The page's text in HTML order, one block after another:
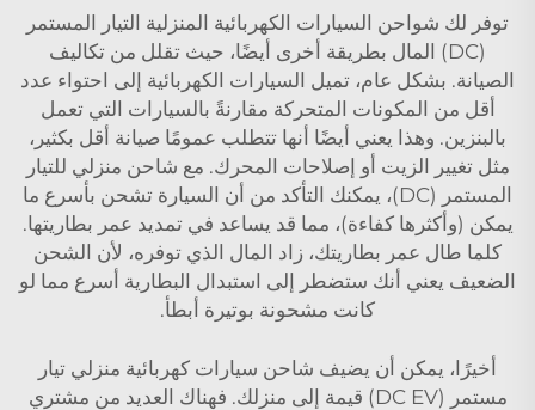
توفر لك شواحن السيارات الكهربائية المنزلية التيار المستمر
(DC) المال بطريقة أخرى أيضًا، حيث تقلل من تكاليف
الصيانة. بشكل عام، تميل السيارات الكهربائية إلى احتواء عدد
أقل من المكونات المتحركة مقارنةً بالسيارات التي تعمل
بالبنزين. وهذا يعني أيضًا أنها تتطلب عمومًا صيانة أقل بكثير،
مثل تغيير الزيت أو إصلاحات المحرك. مع شاحن منزلي للتيار
المستمر (DC)، يمكنك التأكد من أن السيارة تشحن بأسرع ما
يمكن (وأكثرها كفاءة)، مما قد يساعد في تمديد عمر بطاريتها.
كلما طال عمر بطاريتك، زاد المال الذي توفره، لأن الشحن
الضعيف يعني أنك ستضطر إلى استبدال البطارية أسرع مما لو
كانت مشحونة بوتيرة أبطأ.
أخيرًا، يمكن أن يضيف شاحن سيارات كهربائية منزلي تيار
مستمر (DC EV) قيمة إلى منزلك. فهناك العديد من مشتري